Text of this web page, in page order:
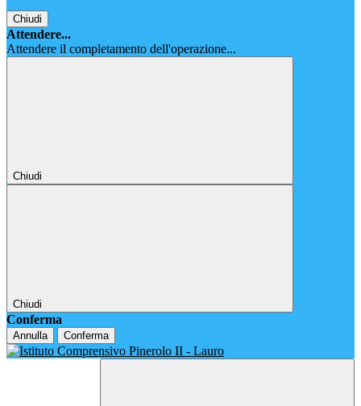
Chiudi
Attendere...
Attendere il completamento dell'operazione...
Chiudi
Chiudi
Conferma
Annulla Conferma